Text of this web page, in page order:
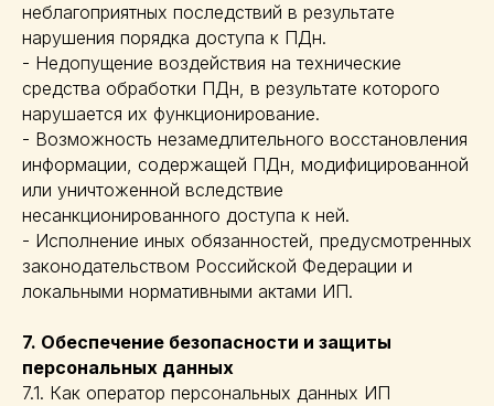
неблагоприятных последствий в результате
нарушения порядка доступа к ПДн.
- Недопущение воздействия на технические
средства обработки ПДн, в результате которого
нарушается их функционирование.
- Возможность незамедлительного восстановления
информации, содержащей ПДн, модифицированной
или уничтоженной вследствие
несанкционированного доступа к ней.
- Исполнение иных обязанностей, предусмотренных
законодательством Российской Федерации и
локальными нормативными актами ИП.
7. Обеспечение безопасности и защиты
персональных данных
7.1. Как оператор персональных данных ИП